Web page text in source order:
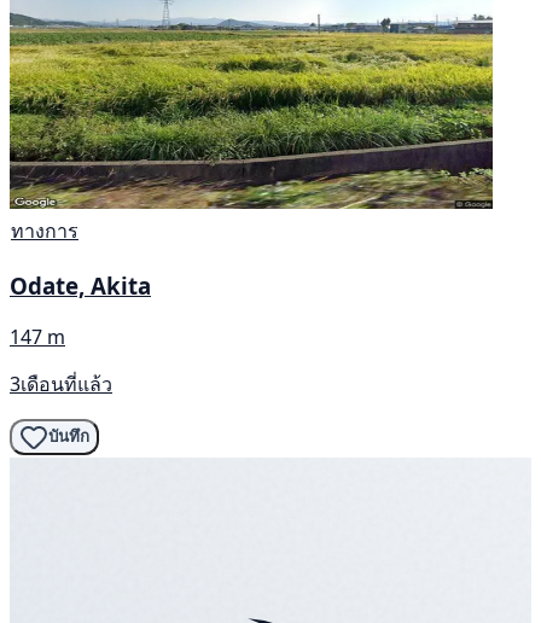
ทางการ
Odate, Akita
147 m
3เดือนที่แล้ว
บันทึก